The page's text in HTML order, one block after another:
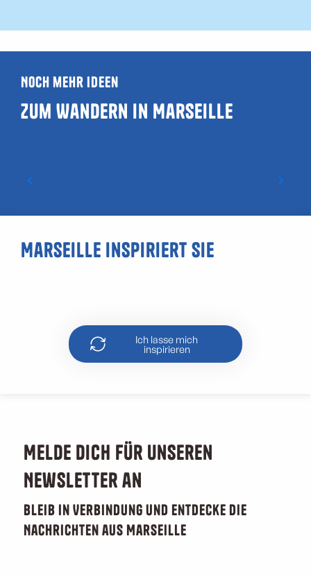
Noch mehr Ideen
Zum Wandern in Marseille
Marseille inspiriert Sie
Ich lasse mich
inspirieren
Melde dich für unseren
Newsletter an
Bleib in Verbindung und entdecke die
Nachrichten aus Marseille